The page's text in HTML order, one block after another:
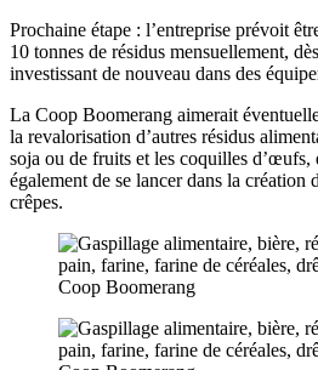
Prochaine étape : l’entreprise prévoit
10 tonnes de résidus mensuellement,
investissant de nouveau dans des
La Coop Boomerang aimerait
la revalorisation d’autres résidus
soja ou de fruits et les coquilles d’œufs,
également de se lancer dans la création
crêpes.